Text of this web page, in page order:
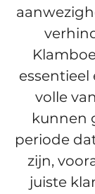
volle
kunnen
periode
zijn,
juiste